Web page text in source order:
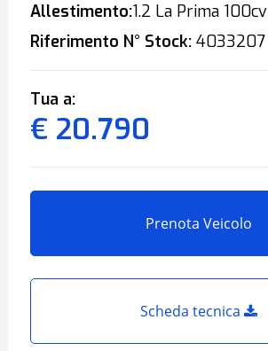
Allestimento:1.2 La Prima 100cv
Riferimento N° Stock:4033207
Tua a:
€ 20.790
Prenota Veicolo
Scheda tecnica